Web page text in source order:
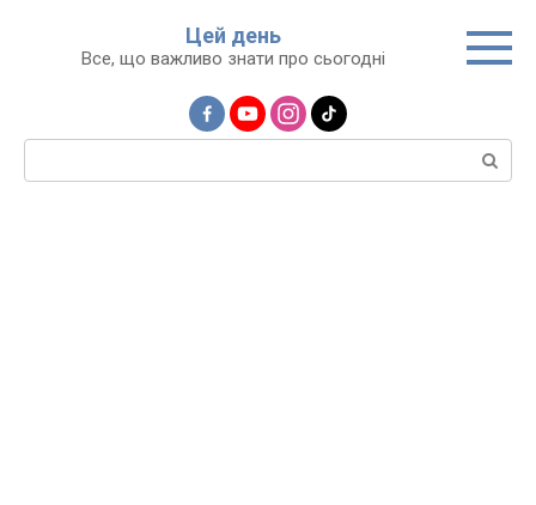
Цей день
Все, що важливо знати про сьогодні
Пошук: